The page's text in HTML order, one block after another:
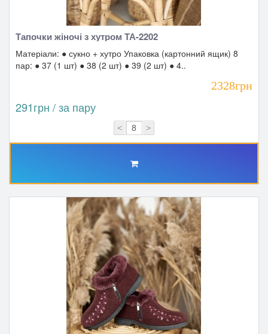
Тапочки жіночі з хутром ТА-2202
Матеріали: ● сукно + хутро Упаковка (картонний ящик) 8
пар: ● 37 (1 шт) ● 38 (2 шт) ● 39 (2 шт) ● 4..
2328грн
291грн / за пару
< >